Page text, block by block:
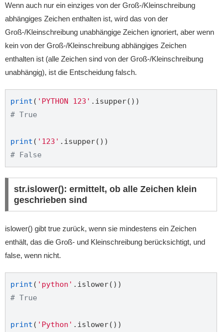
Wenn auch nur ein einziges von der Groß-/Kleinschreibung
abhängiges Zeichen enthalten ist, wird das von der
Groß-/Kleinschreibung unabhängige Zeichen ignoriert, aber wenn
kein von der Groß-/Kleinschreibung abhängiges Zeichen
enthalten ist (alle Zeichen sind von der Groß-/Kleinschreibung
unabhängig), ist die Entscheidung falsch.
print ( 'PYTHON 123'
# True
print ( '123'
# False
str.islower(): ermittelt, ob alle Zeichen klein
geschrieben sind
islower() gibt true zurück, wenn sie mindestens ein Zeichen
enthält, das die Groß- und Kleinschreibung berücksichtigt, und
false, wenn nicht.
print ( 'python'
# True
print ( 'Python'